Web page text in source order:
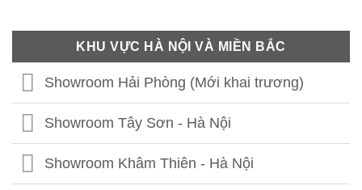
KHU VỰC HÀ NỘI VÀ MIỀN BẮC
Showroom Hải Phòng (Mới khai trương)
Showroom Tây Sơn - Hà Nội
Showroom Khâm Thiên - Hà Nội